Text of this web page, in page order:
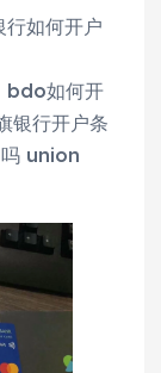
如何开户
bdo如何开
银行开户条
吗 union